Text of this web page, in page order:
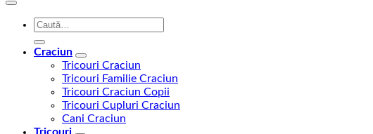
Caută
Craciun
Tricouri Craciun
Tricouri Familie Craciun
Tricouri Craciun Copii
Tricouri Cupluri Craciun
Cani Craciun